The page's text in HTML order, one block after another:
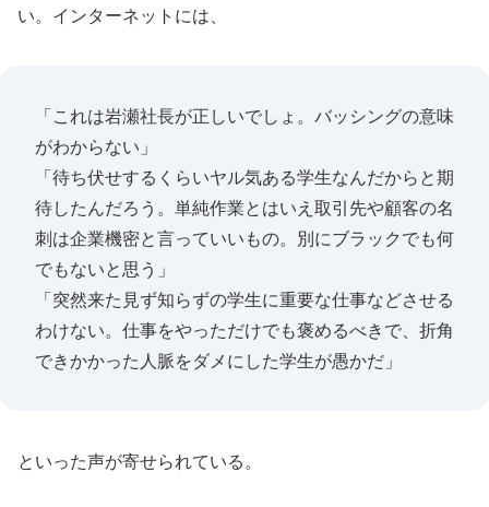
い。インターネットには、
「これは岩瀬社長が正しいでしょ。バッシングの意味
がわからない」
「待ち伏せするくらいヤル気ある学生なんだからと期
待したんだろう。単純作業とはいえ取引先や顧客の名
刺は企業機密と言っていいもの。別にブラックでも何
でもないと思う」
「突然来た見ず知らずの学生に重要な仕事などさせる
わけない。仕事をやっただけでも褒めるべきで、折角
できかかった人脈をダメにした学生が愚かだ」
といった声が寄せられている。